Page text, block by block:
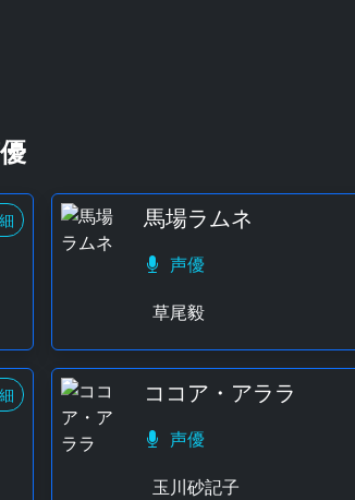
馬場ラムネ
声優
草尾毅
ココア・アララ
声優
玉川砂記子